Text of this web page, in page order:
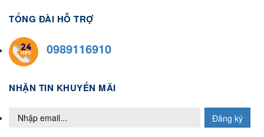
TỔNG ĐÀI HỖ TRỢ
0989116910
NHẬN TIN KHUYẾN MÃI
Đăng ký